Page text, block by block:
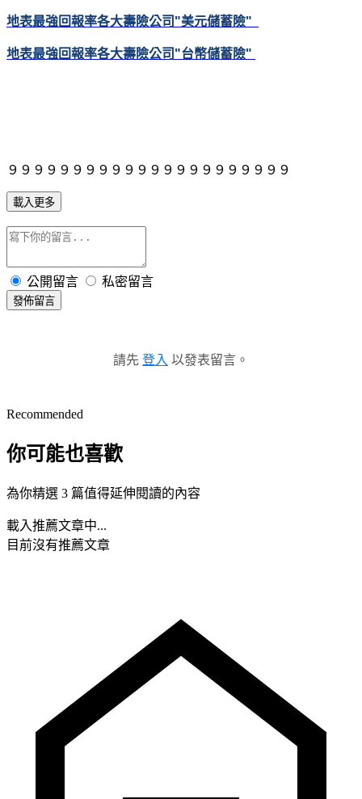
地表最強回報率各大壽險公司"美元儲蓄險"
地表最強回報率各大壽險公司"台幣儲蓄險"
９９９９９９９９９９９９９９９９９９９９９９
載入更多
公開留言 私密留言
發佈留言
請先 登入 以發表留言。
Recommended
你可能也喜歡
為你精選 3 篇值得延伸閱讀的內容
載入推薦文章中...
目前沒有推薦文章